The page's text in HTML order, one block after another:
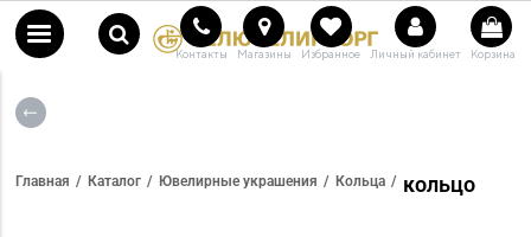
Контакты Магазины Избранное Личный кабинет Корзина
Главная Каталог Ювелирные украшения Кольца кольцо